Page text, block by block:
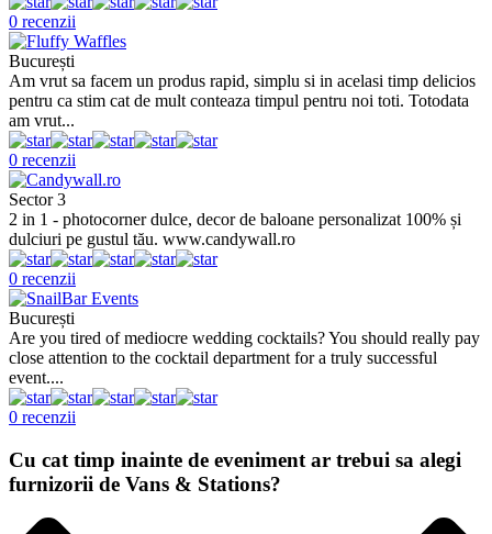
0 recenzii
București
Am vrut sa facem un produs rapid, simplu si in acelasi timp delicios
pentru ca stim cat de mult conteaza timpul pentru noi toti. Totodata
am vrut...
0 recenzii
Sector 3
2 in 1 - photocorner dulce, decor de baloane personalizat 100% și
dulciuri pe gustul tău. www.candywall.ro
0 recenzii
București
Are you tired of mediocre wedding cocktails? You should really pay
close attention to the cocktail department for a truly successful
event....
0 recenzii
Cu cat timp inainte de eveniment ar trebui sa alegi
furnizorii de Vans & Stations?